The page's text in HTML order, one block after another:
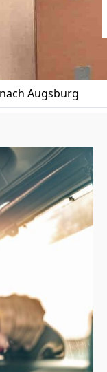
Augsburg